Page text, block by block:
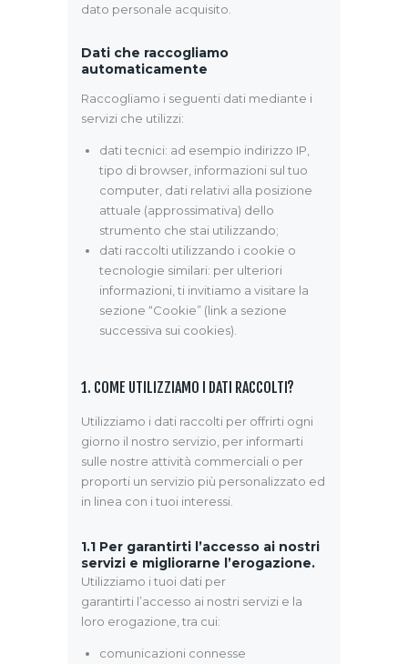
dato personale acquisito.
Dati che raccogliamo
automaticamente
Raccogliamo i seguenti dati mediante i
servizi che utilizzi:
dati tecnici: ad esempio indirizzo IP,
tipo di browser, informazioni sul tuo
computer, dati relativi alla posizione
attuale (approssimativa) dello
strumento che stai utilizzando;
dati raccolti utilizzando i cookie o
tecnologie similari: per ulteriori
informazioni, ti invitiamo a visitare la
sezione “Cookie” (link a sezione
successiva sui cookies).
1. COME UTILIZZIAMO I DATI RACCOLTI?
Utilizziamo i dati raccolti per offrirti ogni
giorno il nostro servizio, per informarti
sulle nostre attività commerciali o per
proporti un servizio più personalizzato ed
in linea con i tuoi interessi.
1.1 Per garantirti l’accesso ai nostri
servizi e migliorarne l’erogazione.
Utilizziamo i tuoi dati per
garantirti l’accesso ai nostri servizi e la
loro erogazione, tra cui:
comunicazioni connesse